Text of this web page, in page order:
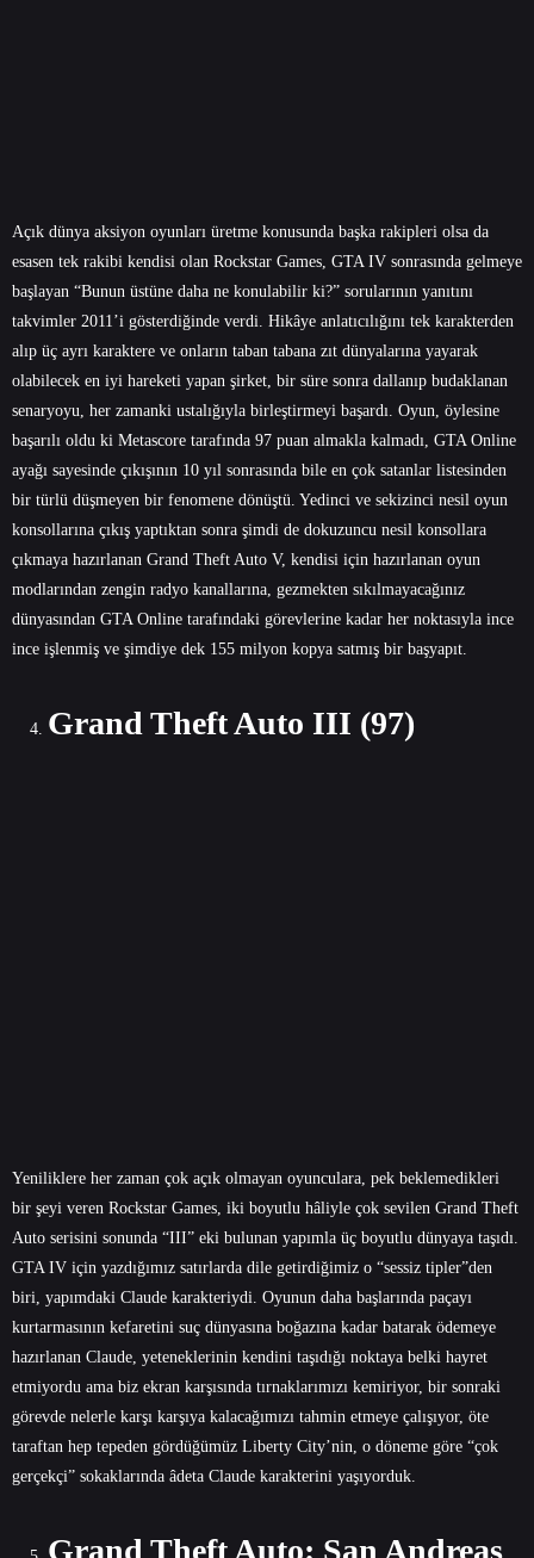
Açık dünya aksiyon oyunları üretme konusunda başka rakipleri olsa da
esasen tek rakibi kendisi olan Rockstar Games, GTA IV sonrasında gelmeye
başlayan “Bunun üstüne daha ne konulabilir ki?” sorularının yanıtını
takvimler 2011’i gösterdiğinde verdi. Hikâye anlatıcılığını tek karakterden
alıp üç ayrı karaktere ve onların taban tabana zıt dünyalarına yayarak
olabilecek en iyi hareketi yapan şirket, bir süre sonra dallanıp budaklanan
senaryoyu, her zamanki ustalığıyla birleştirmeyi başardı. Oyun, öylesine
başarılı oldu ki Metascore tarafında 97 puan almakla kalmadı, GTA Online
ayağı sayesinde çıkışının 10 yıl sonrasında bile en çok satanlar listesinden
bir türlü düşmeyen bir fenomene dönüştü. Yedinci ve sekizinci nesil oyun
konsollarına çıkış yaptıktan sonra şimdi de dokuzuncu nesil konsollara
çıkmaya hazırlanan Grand Theft Auto V, kendisi için hazırlanan oyun
modlarından zengin radyo kanallarına, gezmekten sıkılmayacağınız
dünyasından GTA Online tarafındaki görevlerine kadar her noktasıyla ince
ince işlenmiş ve şimdiye dek 155 milyon kopya satmış bir başyapıt.
Grand Theft Auto III (97)
Yeniliklere her zaman çok açık olmayan oyunculara, pek beklemedikleri
bir şeyi veren Rockstar Games, iki boyutlu hâliyle çok sevilen Grand Theft
Auto serisini sonunda “III” eki bulunan yapımla üç boyutlu dünyaya taşıdı.
GTA IV için yazdığımız satırlarda dile getirdiğimiz o “sessiz tipler”den
biri, yapımdaki Claude karakteriydi. Oyunun daha başlarında paçayı
kurtarmasının kefaretini suç dünyasına boğazına kadar batarak ödemeye
hazırlanan Claude, yeteneklerinin kendini taşıdığı noktaya belki hayret
etmiyordu ama biz ekran karşısında tırnaklarımızı kemiriyor, bir sonraki
görevde nelerle karşı karşıya kalacağımızı tahmin etmeye çalışıyor, öte
taraftan hep tepeden gördüğümüz Liberty City’nin, o döneme göre “çok
gerçekçi” sokaklarında âdeta Claude karakterini yaşıyorduk.
Grand Theft Auto: San Andreas